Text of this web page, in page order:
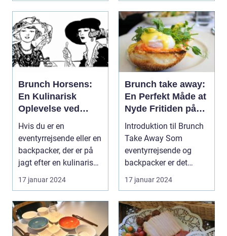
Brunch Horsens:
En Kulinarisk
Oplevelse ved
Fodsporene af
Historien
Hvis du er en
eventyrrejsende eller en
backpacker, der er på
jagt efter en kulinarisk
oplevelse i Ho...
17 januar 2024
Brunch take away:
En Perfekt Måde at
Nyde Fritiden på
Farten
Introduktion til Brunch
Take Away Som
eventyrrejsende og
backpacker er det
almindeligt at være på
17 januar 2024